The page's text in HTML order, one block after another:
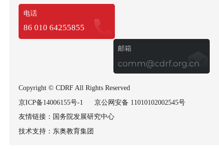
承办“中国发展高层论坛”，开展儿童发展等方面的社
会试验项目，承担经济社会以及可持续发展等多领
域重要研究课题，政策建议多次获中央领导批示，
已成为集国际交流、社会试验和政策研究于一体的
电话
86 010 64255855
邮箱
Copyright © CDRF All Rights Reserved
京ICP备14006155号-1
京公网安备 11010102002545号
友情链接： 国务院发展研究中心
技术支持： 东奥教育集团